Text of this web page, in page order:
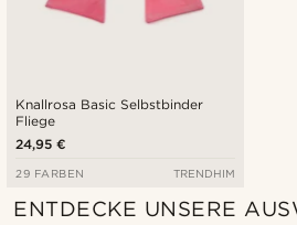
Knallrosa Basic Selbstbinder
Fliege
24,95 €
29 FARBEN TRENDHIM
ENTDECKE UNSERE